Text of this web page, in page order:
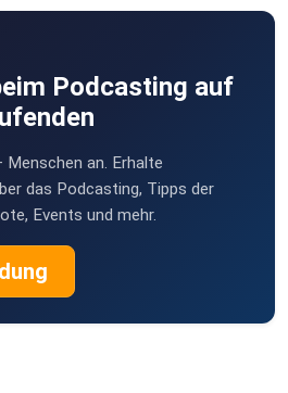
Podcasting auf
an. Erhalte
das Podcasting, Tipps der
Events und mehr.